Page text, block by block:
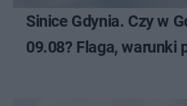
Sinice Gdynia. Czy w
09.08? Flaga, warunki